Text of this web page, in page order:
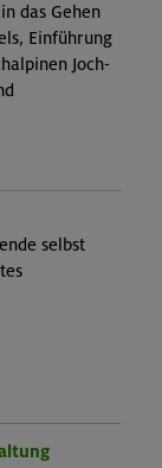
das Gehen
Einführung
Joch-
selbst